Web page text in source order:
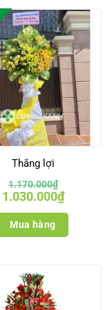
Thắng lợi
1.170.000₫
Giá
gốc
là:
1.170.000₫.
1.030.000₫Giá
hiện
tại
Mua hàng